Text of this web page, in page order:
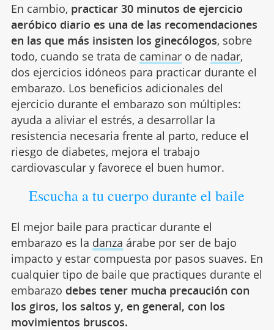
En cambio, practicar 30 minutos de ejercicio
aeróbico diario es una de las recomendaciones
en las que más insisten los ginecólogos, sobre
todo, cuando se trata de caminaro de nadar,
dos ejercicios idóneos para practicar durante el
embarazo. Los beneficios adicionales del
ejercicio durante el embarazo son múltiples:
ayuda a aliviar el estrés, a desarrollar la
resistencia necesaria frente al parto, reduce el
riesgo de diabetes, mejora el trabajo
cardiovascular y favorece el buen humor.
Escucha a tu cuerpo durante el baile
El mejor baile para practicar durante el
embarazo es la danza árabe por ser de bajo
impacto y estar compuesta por pasos suaves. En
cualquier tipo de baile que practiques durante el
embarazo debes tener mucha precaución con
los giros, los saltos y, en general, con los
movimientos bruscos.